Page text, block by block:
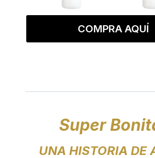
COMPRA AQUÍ
Super
UNA HISTORIA DE